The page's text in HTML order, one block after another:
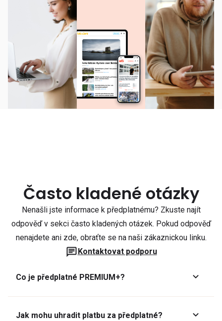
Často kladené otázky
Nenašli jste informace k předplatnému? Zkuste najít
odpověď v sekci často kladených otázek. Pokud odpověď
nenajdete ani zde, obraťte se na naši zákaznickou linku.
Kontaktovat podporu
Co je předplatné PREMIUM+?
Jak mohu uhradit platbu za předplatné?